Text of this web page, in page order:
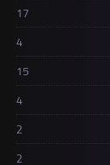
17
4
15
4
2
2